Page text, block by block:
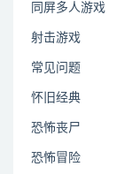
同屏多人游戏
射击游戏
常见问题
怀旧经典
恐怖丧尸
恐怖冒险